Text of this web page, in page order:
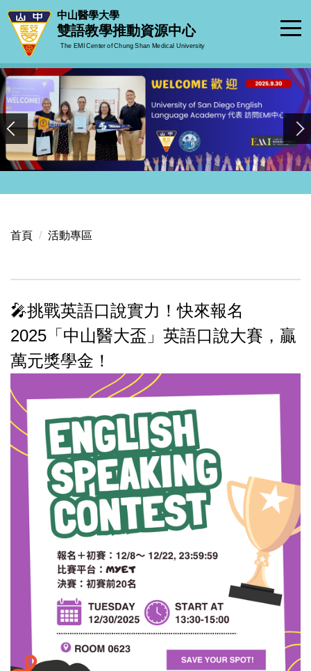
跳
到
要
內
容
區
中山醫學大學
雙語教學推動資源中心
The EMI Center of Chung Shan Medical University
首頁 活動專區
🎤挑戰英語口說實力！快來報名
2025「中山醫大盃」英語口說大賽，贏
萬元獎學金！